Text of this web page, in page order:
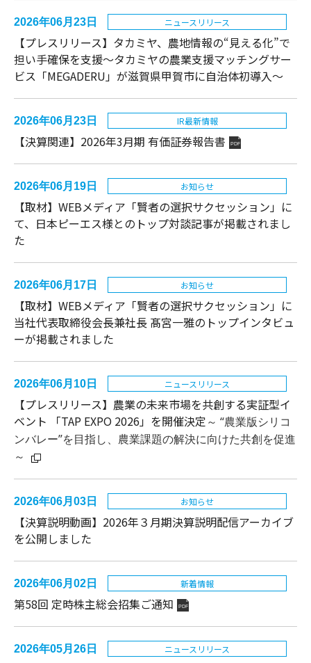
2026年06月23日 ニュースリリース
【プレスリリース】タカミヤ、農地情報の“見える化”で
担い手確保を支援～タカミヤの農業支援マッチングサー
ビス「MEGADERU」が滋賀県甲賀市に自治体初導入～
2026年06月23日 IR最新情報
【決算関連】2026年3月期 有価証券報告書 PDF
2026年06月19日 お知らせ
【取材】WEBメディア「賢者の選択サクセッション」に
て、日本ピーエス様とのトップ対談記事が掲載されまし
た
2026年06月17日 お知らせ
【取材】WEBメディア「賢者の選択サクセッション」に
当社代表取締役会長兼社長 髙宮一雅のトップインタビュ
ーが掲載されました
2026年06月10日 ニュースリリース
【プレスリリース】 農業の未来市場を共創する実証型イ
ベント 「TAP EXPO 2026」を開催決定～ “農業版シリコ
ンバレー”を目指し、農業課題の解決に向けた共創を促進
～
2026年06月03日 お知らせ
【決算説明動画】2026年３月期決算説明配信アーカイブ
を公開しました
2026年06月02日 新着情報
第58回 定時株主総会招集ご通知 PDF
2026年05月26日 ニュースリリース